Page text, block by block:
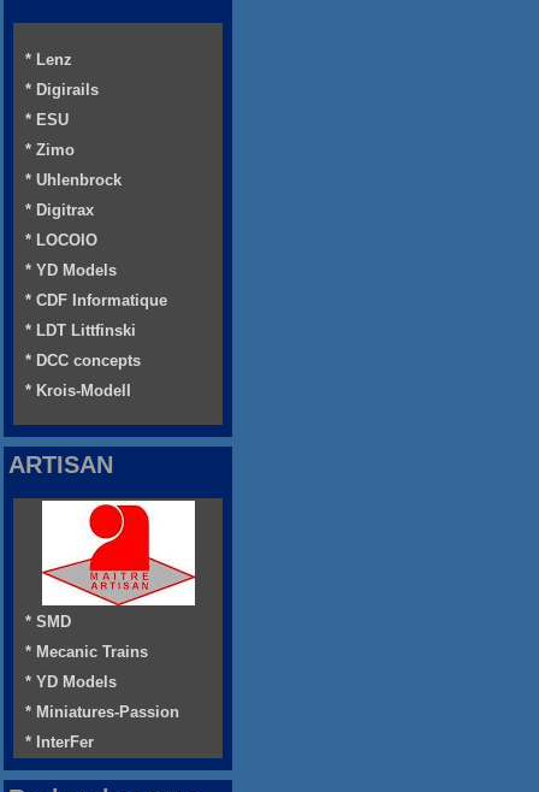
* Lenz
* Digirails
* ESU
* Zimo
* Uhlenbrock
* Digitrax
* LOCOIO
* YD Models
* CDF Informatique
* LDT Littfinski
* DCC concepts
* Krois-Modell
ARTISAN
* SMD
* Mecanic Trains
* YD Models
* Miniatures-Passion
* InterFer